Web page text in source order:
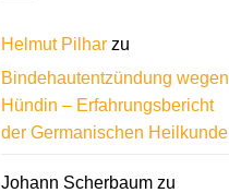
Helmut Pilharzu
Bindehautentzündung wegen
Hündin – Erfahrungsbericht
der Germanischen Heilkunde
Johann Scherbaumzu